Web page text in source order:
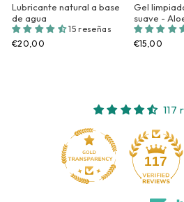
Lubricante natural a base
de agua
15 reseñas
€20,00
Gel
suave -
€15,00
117
117